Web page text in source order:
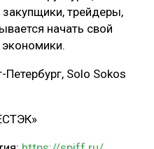
закупщики, трейдеры,
начать свой
Solo Sokos